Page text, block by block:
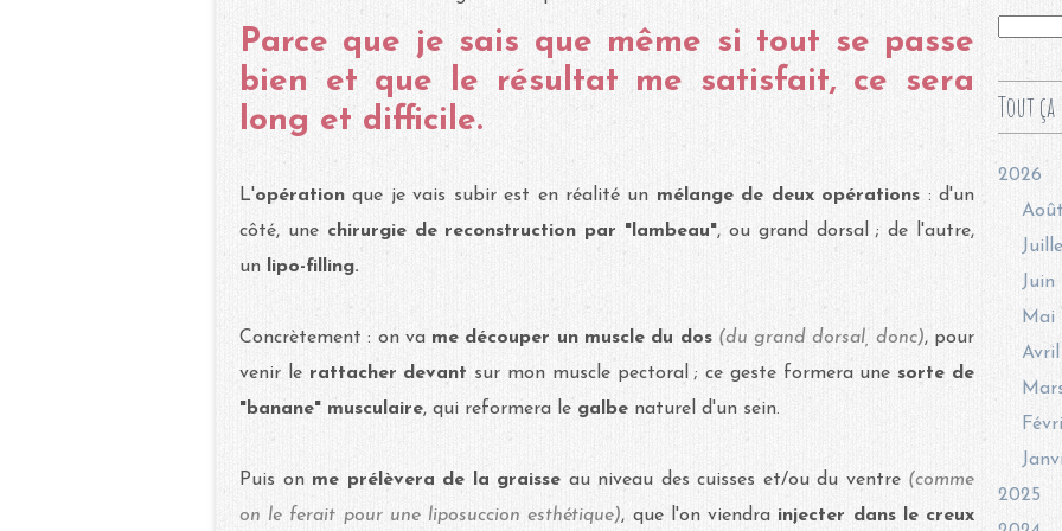
Parce que je sais que même si tout se passe
bien et que le résultat me satisfait, ce sera
long et difficile.
L'opérationque je vais subir est en réalité un mélange de deux opérations : d'un
côté, une chirurgie de reconstruction par "lambeau", ou grand dorsal ; de l'autre,
un lipo-filling.
Concrètement : on va me découper un muscle du dos (du grand dorsal, donc), pour
venir le rattacher devant sur mon muscle pectoral ; ce geste formera unesorte de
"banane" musculaire, qui reformera le galbe naturel d'un sein.
Puis on me prélèvera de la graisse au niveau des cuisses et/ou du ventre (comme
on le ferait pour une liposuccion esthétique), que l'on viendra injecter dans le creux
Tout
2026
Juin
Mai
Avril
2025